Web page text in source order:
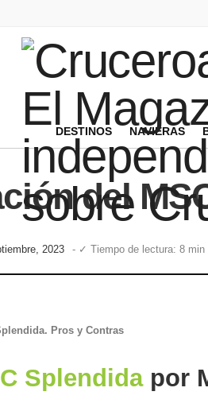
DESTINOS NAVIERAS
del
2023 - ✓ Tiempo de lectura: 8 min
Pros y Contras
Splendidapor